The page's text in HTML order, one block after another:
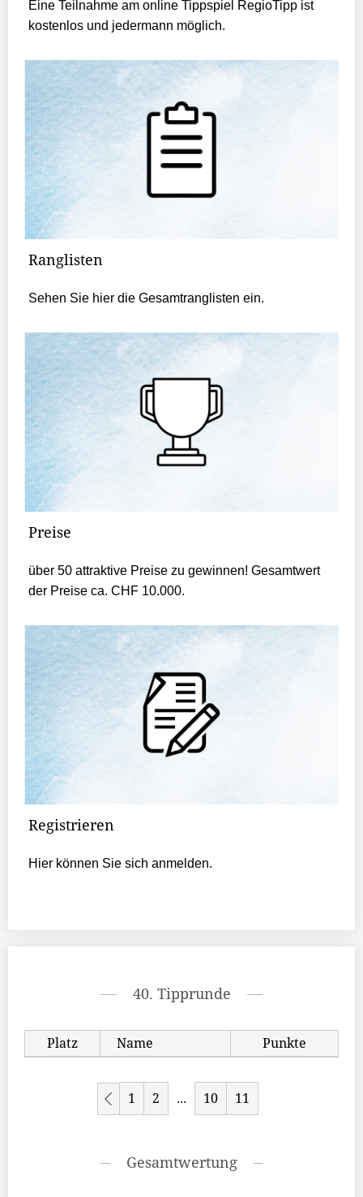
Eine Teilnahme am online Tippspiel RegioTipp ist
kostenlos und jedermann möglich.
Ranglisten
Sehen Sie hier die Gesamtranglisten ein.
Preise
über 50 attraktive Preise zu gewinnen! Gesamtwert
der Preise ca. CHF 10.000.
Registrieren
Hier können Sie sich anmelden.
40. Tipprunde
Platz Name Punkte
1 2 ... 10 11
Gesamtwertung